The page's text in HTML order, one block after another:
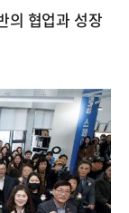
의 협업과 성장